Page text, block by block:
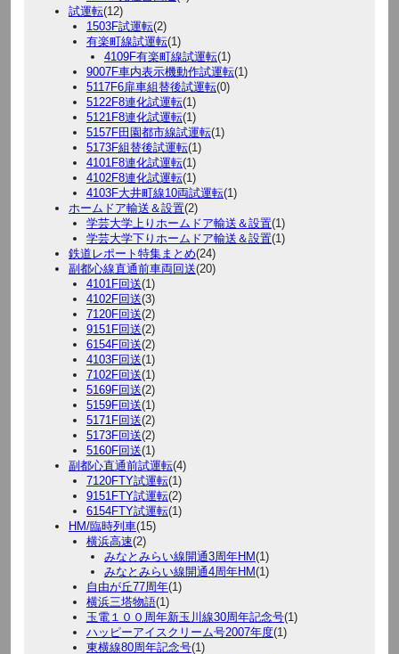
試運転(12)
1503F試運転(2)
有楽町線試運転(1)
4109F有楽町線試運転(1)
9007F車内表示機動作試運転(1)
5117F6扉車組替後試運転(0)
5122F8連化試運転(1)
5121F8連化試運転(1)
5157F田園都市線試運転(1)
5173F組替後試運転(1)
4101F8連化試運転(1)
4102F8連化試運転(1)
4103F大井町線10両試運転(1)
ホームドア輸送＆設置(2)
学芸大学上りホームドア輸送＆設置(1)
学芸大学下りホームドア輸送＆設置(1)
鉄道レポート特集まとめ(24)
副都心線直通前車両回送(20)
4101F回送(1)
4102F回送(3)
7120F回送(2)
9151F回送(2)
6154F回送(2)
4103F回送(1)
7102F回送(1)
5169F回送(2)
5159F回送(1)
5171F回送(2)
5173F回送(2)
5160F回送(1)
副都心直通前試運転(4)
7120FTY試運転(1)
9151FTY試運転(2)
6154FTY試運転(1)
HM/臨時列車(15)
横浜高速(2)
みなとみらい線開通3周年HM(1)
みなとみらい線開通4周年HM(1)
自由が丘77周年(1)
横浜三塔物語(1)
玉電１００周年新玉川線30周年記念号(1)
ハッピーアイスクリーム号2007年度(1)
東横線80周年記念号(1)